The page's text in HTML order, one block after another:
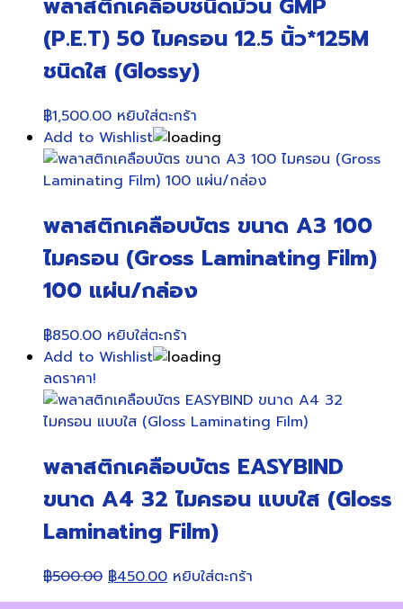
(P.E.T) 50 ไมครอน 12.5 นิ้ว*125M
ชนิดใส (Glossy)
฿1,500.00 หยิบใส่ตะกร้า
Add to Wishlist
พลาสติกเคลือบบัตร ขนาด A3 100
ไมครอน (Gross Laminating Film)
100 แผ่น/กล่อง
฿850.00 หยิบใส่ตะกร้า
Add to Wishlist
ลดราคา!
พลาสติกเคลือบบัตร EASYBIND
ขนาด A4 32 ไมครอน แบบใส (Gloss
Laminating Film)
฿500.00 Original
price
฿450.00Current
price
หยิบใส่ตะกร้า